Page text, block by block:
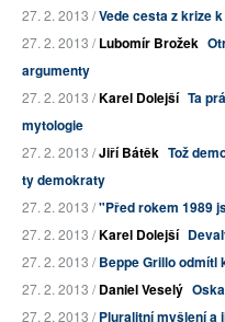
27. 2. 2013 /Vede cesta z krize
27. 2. 2013 /Lubomír Brožek
argumenty
27. 2. 2013 /Karel Dolejší Ta
mytologie
27. 2. 2013 /Jiří Bátěk Tož
ty demokraty
27. 2. 2013 /"Před rokem 1989
27. 2. 2013 /Karel Dolejší
27. 2. 2013 /Beppe Grillo odmítl
27. 2. 2013 /Daniel Veselý
27. 2. 2013 /Pluralitní myšlení a